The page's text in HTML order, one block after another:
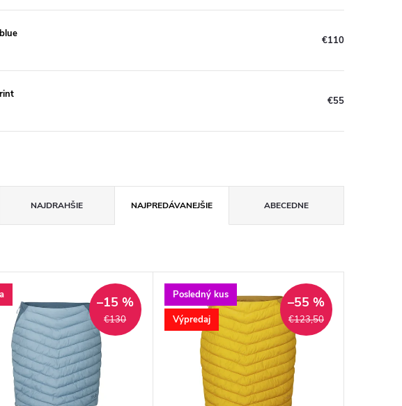
€110
€55
NAJDRAHŠIE NAJPREDÁVANEJŠIE ABECEDNE
€130
–15 %
Posledný kus
Výpredaj
€123,50
–55 %